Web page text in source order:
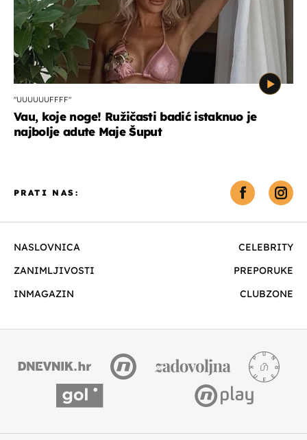
"UUUUUUFFFF"
Vau, koje noge! Ružičasti badić istaknuo je
najbolje adute Maje Šuput
NASLOVNICA
CELEBRITY
ZANIMLJIVOSTI
PREPORUKE
INMAGAZIN
CLUBZONE
PRATI NAS: